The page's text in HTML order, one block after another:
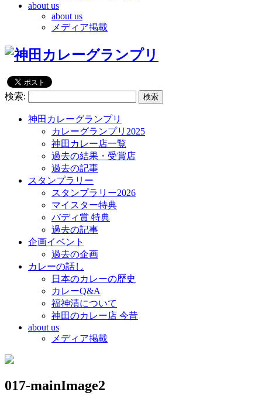
about us
about us
メディア掲載
検索:
神田カレーグランプリ
カレーグランプリ2025
神田カレー店一覧
過去の結果・受賞店
過去の記事
スタンプラリー
スタンプラリー2026
マイスター特典
バディ賞 特典
過去の記事
企画イベント
過去の企画
カレーの話し
日本のカレーの歴史
カレーQ&A
福神漬について
神田のカレー店 今昔
about us
メディア掲載
017-mainImage2